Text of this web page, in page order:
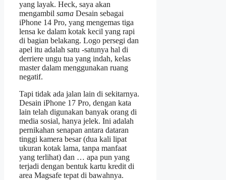
yang layak. Heck, saya akan
mengambil sama Desain sebagai
iPhone 14 Pro, yang mengemas tiga
lensa ke dalam kotak kecil yang rapi
di bagian belakang. Logo persegi dan
apel itu adalah satu -satunya hal di
derriere ungu tua yang indah, kelas
master dalam menggunakan ruang
negatif.
Tapi tidak ada jalan lain di sekitarnya.
Desain iPhone 17 Pro, dengan kata
lain telah digunakan banyak orang di
media sosial, hanya jelek. Ini adalah
pernikahan senapan antara dataran
tinggi kamera besar (dua kali lipat
ukuran kotak lama, tanpa manfaat
yang terlihat) dan … apa pun yang
terjadi dengan bentuk kartu kredit di
area Magsafe tepat di bawahnya.